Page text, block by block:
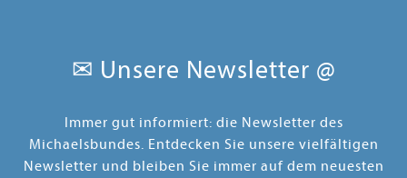
✉ Unsere Newsletter @
Immer gut informiert: die Newsletter des
Michaelsbundes. Entdecken Sie unsere vielfältigen
Newsletter und bleiben Sie immer auf dem neuesten